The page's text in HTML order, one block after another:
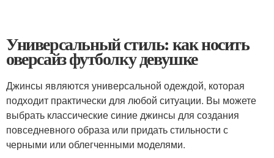
Универсальный стиль: как носить
оверсайз футболку девушке
Джинсы являются универсальной одеждой, которая
подходит практически для любой ситуации. Вы можете
выбрать классические синие джинсы для создания
повседневного образа или придать стильности с
черными или облегченными моделями.